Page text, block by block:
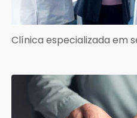
Clínica especializada em